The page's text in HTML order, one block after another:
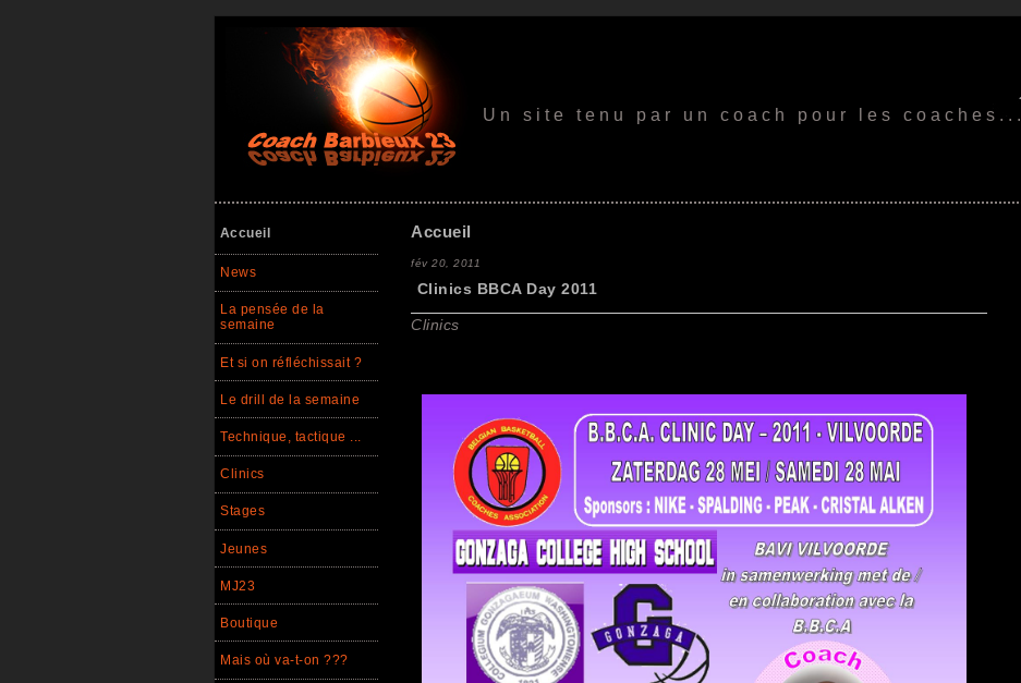
Un site tenu par un coach pour les coaches...
Accueil
News
La pensée de la
semaine
Et si on réfléchissait ?
Le drill de la semaine
Technique, tactique ...
Clinics
Stages
Jeunes
MJ23
Boutique
Mais où va-t-on ???
Accueil
fév 20, 2011
Clinics BBCA Day 2011
Clinics